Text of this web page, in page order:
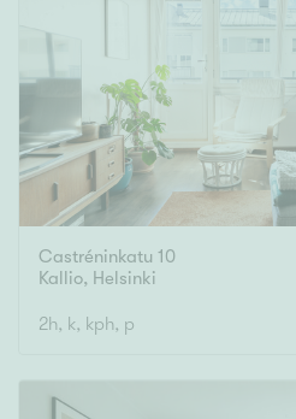
Castréninkatu 10
Kallio, Helsinki
2h, k, kph, p